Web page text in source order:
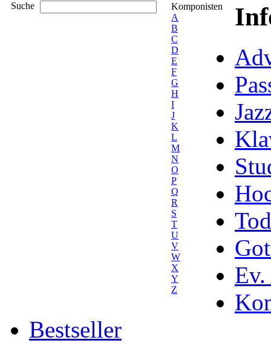
Suche
Komponisten
A
B
C
D
E
F
G
H
I
J
K
L
M
N
O
P
Q
R
S
T
U
V
W
X
Y
Z
Ev.
Bestseller